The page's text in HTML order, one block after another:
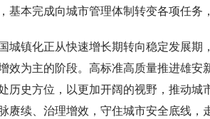
基本完成向城市管理体制转变各项任务
城镇化正从快速增长期转向稳定发展
效为主的阶段。高标准高质量推进雄安
历史方位，以更加开阔的视野，推动城
赓续、治理增效，守住城市安全底线，